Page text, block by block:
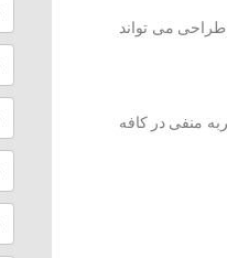
می تواند
منفی در کافه